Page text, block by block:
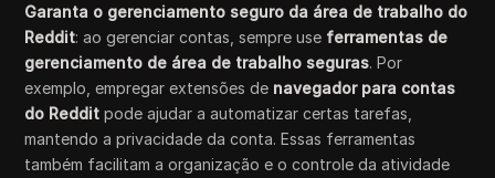
Garanta o gerenciamento seguro da área de trabalho do
Reddit: ao gerenciar contas, sempre use ferramentas de
gerenciamento de área de trabalho seguras. Por
exemplo, empregar extensões de navegador para contas
do Reddit pode ajudar a automatizar certas tarefas,
mantendo a privacidade da conta. Essas ferramentas
também facilitam a organização e o controle da atividade